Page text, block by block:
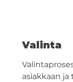
Valinta
asiakkaan